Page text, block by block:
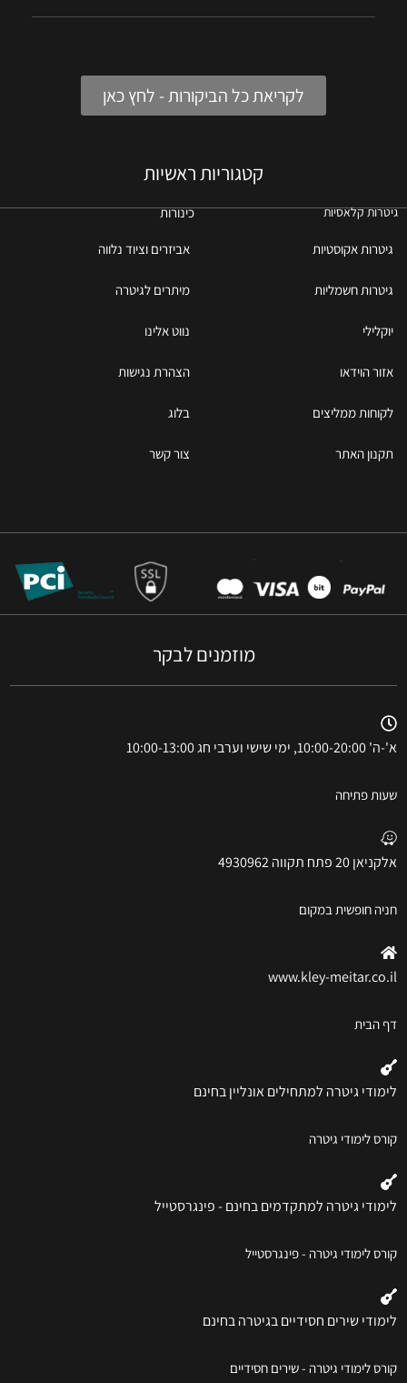
לקריאת כל הביקורות - לחץ כאן
קטגוריות ראשיות
גיטרות קלאסיות כינורות
גיטרות אקוסטיות אביזרים וציוד נלווה
גיטרות חשמליות מיתרים לגיטרה
יוקלילי נווט אלינו
אזור הוידאו הצהרת נגישות
לקוחות ממליצים בלוג
תקנון האתר צור קשר
מוזמנים לבקר
א'-ה' 10:00-20:00, ימי שישי וערבי חג 10:00-13:00
שעות פתיחה
אלקניאן 20 פתח תקווה 4930962
חניה חופשית במקום
www.kley-meitar.co.il
דף הבית
לימודי גיטרה למתחילים אונליין בחינם
קורס לימודי גיטרה
לימודי גיטרה למתקדמים בחינם - פינגרסטייל
קורס לימודי גיטרה - פינגרסטייל
לימודי שירים חסידיים בגיטרה בחינם
קורס לימודי גיטרה - שירים חסידיים